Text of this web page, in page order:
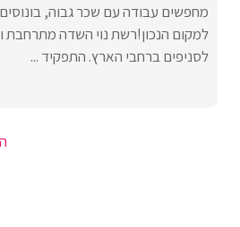
מחפשים עבודה עם שכר גבוה,
למקום הנכון!רשת נוי השדה מתרחבת
לסניפים ברחבי הארץ. התפקיד ...